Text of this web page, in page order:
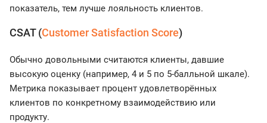
показатель, тем лучше лояльность клиентов.
CSAT (Customer Satisfaction Score)
Обычно довольными считаются клиенты, давшие
высокую оценку (например, 4 и 5 по 5-балльной шкале).
Метрика показывает процент удовлетворённых
клиентов по конкретному взаимодействию или
продукту.